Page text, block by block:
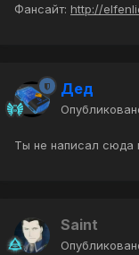
Фансайт: http://
Дед
Ты не написал
Saint